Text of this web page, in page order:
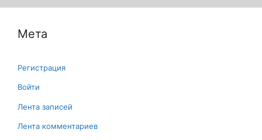
Мета
Регистрация
Войти
Лента записей
Лента комментариев